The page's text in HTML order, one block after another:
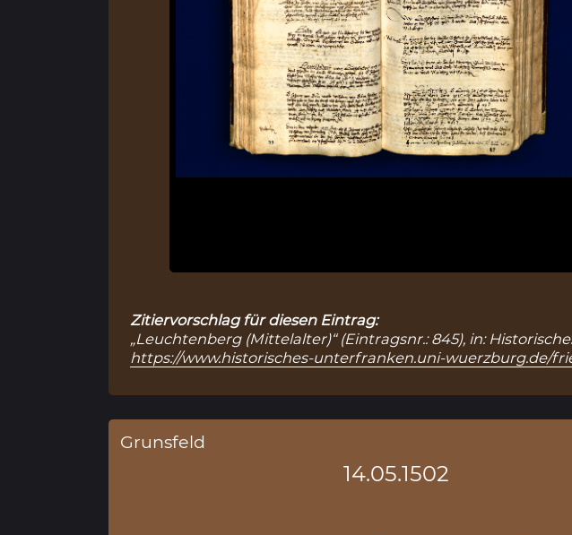
Zitiervorschlag für diesen Eintrag:
„Leuchtenberg (Mittelalter)“ (Eintragsnr.: 845), in:
https://www.historisches-unterfranken.uni-wuerzburg.de/
Grunsfeld
14.05.1502